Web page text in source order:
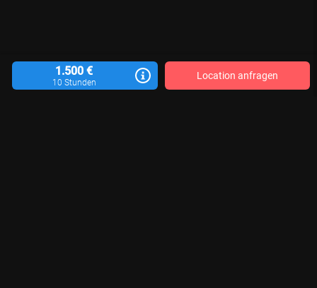
1.500 €
10 Stunden
Location anfragen